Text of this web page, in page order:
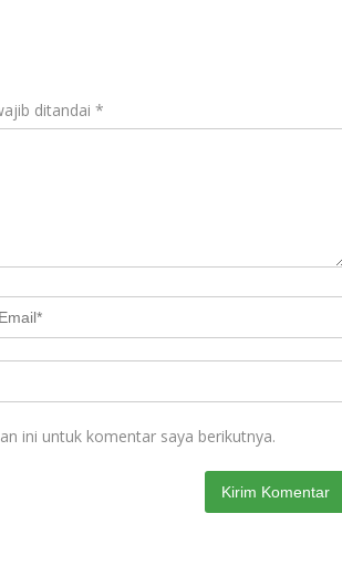
ditandai *
ini untuk komentar saya berikutnya.